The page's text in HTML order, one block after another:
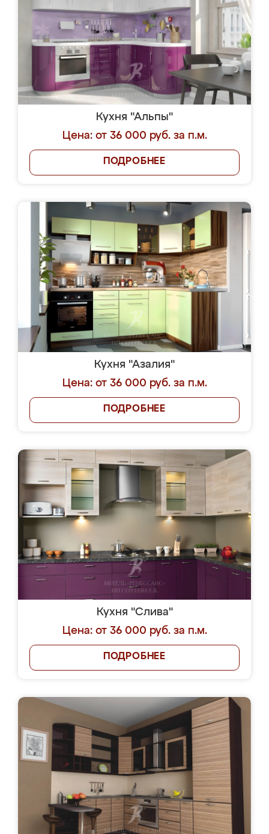
Кухня "Альпы"
Цена: от 36 000 руб. за п.м.
ПОДРОБНЕЕ
Кухня "Азалия"
Цена: от 36 000 руб. за п.м.
ПОДРОБНЕЕ
Кухня "Слива"
Цена: от 36 000 руб. за п.м.
ПОДРОБНЕЕ